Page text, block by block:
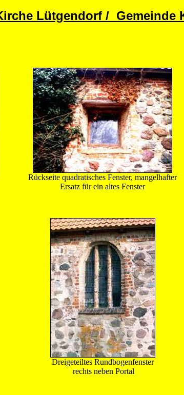
Lütgendorf / Gemeinde
Rückseite quadratisches Fenster, mangelhafter
Ersatz für ein altes Fenster
Dreigeteiltes Rundbogenfenster
rechts neben Portal